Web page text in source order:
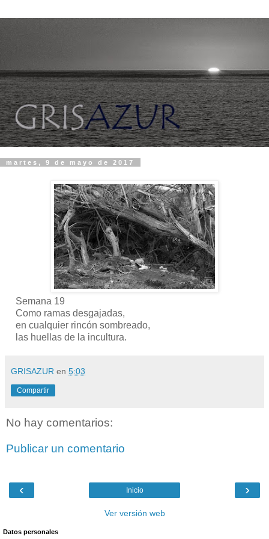
martes, 9 de mayo de 2017
Semana 19
Como ramas desgajadas,
en cualquier rincón sombreado,
las huellas de la incultura.
GRISAZUR en 5:03
Compartir
No hay comentarios:
Publicar un comentario
‹ ›
Inicio
Ver versión web
Datos personales